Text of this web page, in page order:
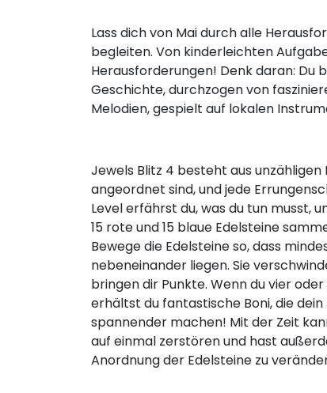
Lass dich von Mai durch alle
begleiten. Von kinderleichten
Herausforderungen! Denk daran: Du
Geschichte, durchzogen von
Melodien, gespielt auf lokalen
Jewels Blitz 4 besteht aus unzähligen
angeordnet sind, und jede
Level erfährst du, was du tun musst,
15 rote und 15 blaue Edelsteine
Bewege die Edelsteine so, dass
nebeneinander liegen. Sie
bringen dir Punkte. Wenn du vier
erhältst du fantastische Boni, die
spannender machen! Mit der Zeit
auf einmal zerstören und hast
Anordnung der Edelsteine zu